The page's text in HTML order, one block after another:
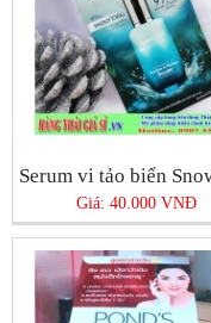
Giá: 40.000 VNĐ